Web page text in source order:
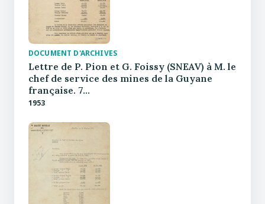
DOCUMENT D'ARCHIVES
Lettre de P. Pion et G. Foissy (SNEAV) à M. le
chef de service des mines de la Guyane
française. 7…
1953